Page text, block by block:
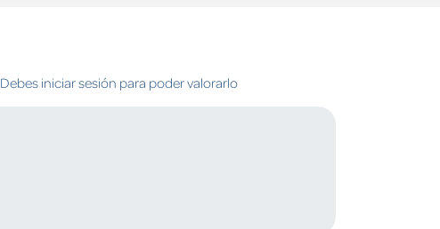
Debes iniciar sesión para poder valorarlo